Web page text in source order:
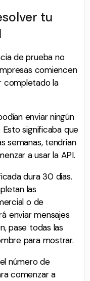
tu
de prueba no
comiencen
completado la
enviar ningún
significaba que
semanas, tendrían
a usar la API.
dura 30 días.
las
o de
enviar mensajes
pase todas las
para mostrar.
número de
comenzar a